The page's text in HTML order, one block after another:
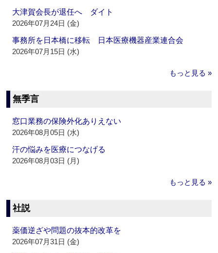
大津賀会長が退任へ ダイト
2026年07月24日 (金)
事務所を日本橋に移転 日本医療機器産業連合会
2026年07月15日 (水)
もっと見る »
無季言
窓口業務の保険外化ありえない
2026年08月05日 (水)
汗の悩みを医療につなげる
2026年08月03日 (月)
もっと見る »
社説
薬価逆ざや問題の抜本的改革を
2026年07月31日 (金)